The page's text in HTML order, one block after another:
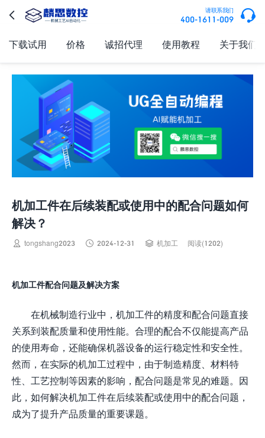
 请联系我们
400-1611-009 
下载试用 价格 诚招代理 使用教程 关于我们
机加工件在后续装配或使用中的配合问题如何
解决？
 tongshang2023  2024-12-31  机加工 阅读(1202)
机加工件配合问题及解决方案
在机械制造行业中，机加工件的精度和配合问题直接
关系到装配质量和使用性能。合理的配合不仅能提高产品
的使用寿命，还能确保机器设备的运行稳定性和安全性。
然而，在实际的机加工过程中，由于制造精度、材料特
性、工艺控制等因素的影响，配合问题是常见的难题。因
此，如何解决机加工件在后续装配或使用中的配合问题，
成为了提升产品质量的重要课题。